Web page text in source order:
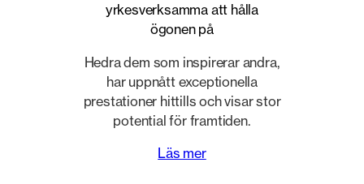
yrkesverksamma att hålla
ögonen på
Hedra dem som inspirerar andra,
har uppnått exceptionella
prestationer hittills och visar stor
potential för framtiden.
Läs mer